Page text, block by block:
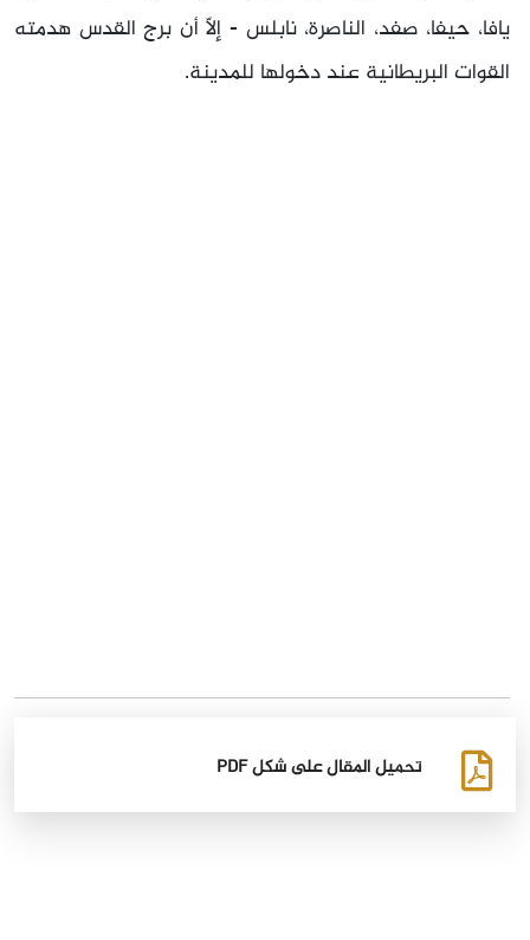
يافا، حيفا، صفد، الناصرة، نابلس - إلاّ أن برج القدس هدمته
القوات البريطانية عند دخولها للمدينة.
تحميل المقال على شكل PDF